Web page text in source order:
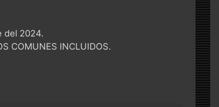
del 2024.
COMUNES INCLUIDOS.